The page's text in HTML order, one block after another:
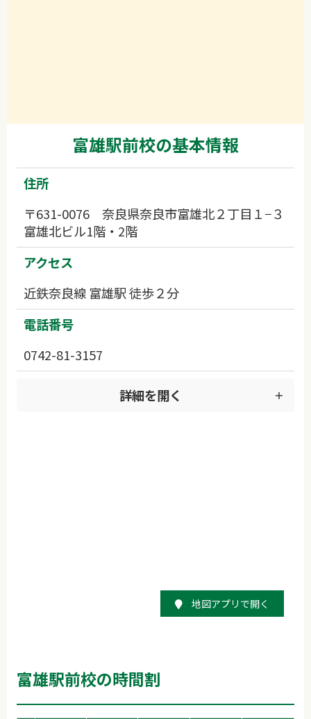
富雄駅前校の基本情報
住所
〒631-0076 奈良県奈良市富雄北２丁目１−３
富雄北ビル1階・2階
アクセス
近鉄奈良線 富雄駅 徒歩２分
電話番号
0742-81-3157
詳細を開く
地図アプリで開く
富雄駅前校の時間割